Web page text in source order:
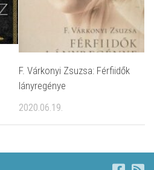
F. Várkonyi Zsuzsa: Férfiidők
lányregénye
2020.06.19.